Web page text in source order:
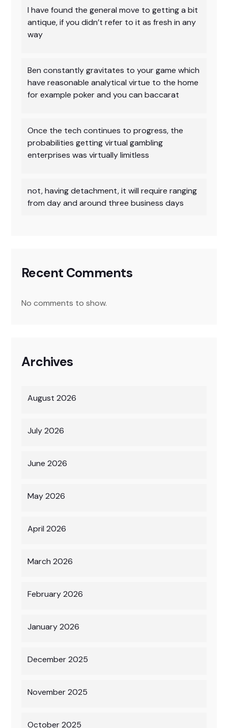
I have found the general move to getting a bit
antique, if you didn’t refer to it as fresh in any
way
Ben constantly gravitates to your game which
have reasonable analytical virtue to the home
for example poker and you can baccarat
Once the tech continues to progress, the
probabilities getting virtual gambling
enterprises was virtually limitless
not, having detachment, it will require ranging
from day and around three business days
Recent Comments
No comments to show.
Archives
August 2026
July 2026
June 2026
May 2026
April 2026
March 2026
February 2026
January 2026
December 2025
November 2025
October 2025